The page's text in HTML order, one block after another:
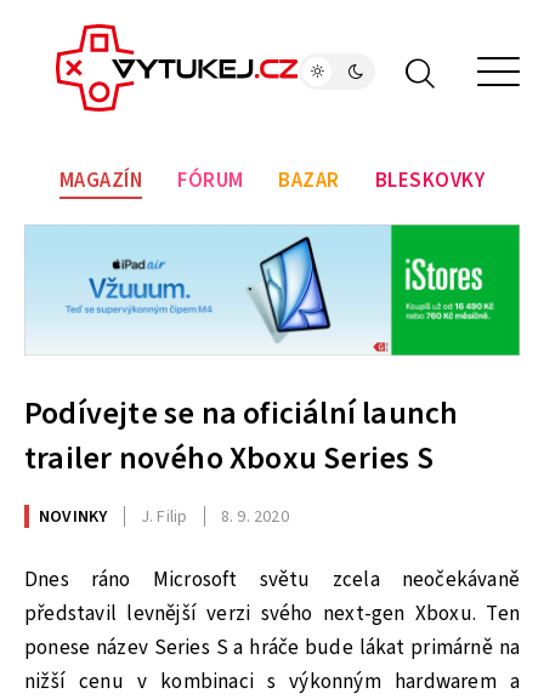
MAGAZÍN FÓRUM BAZAR BLESKOVKY
Podívejte se na oficiální launch
trailer nového Xboxu Series S
NOVINKY J. Filip 8. 9. 2020
Dnes ráno Microsoft světu zcela neočekávaně
představil levnější verzi svého next-gen Xboxu. Ten
ponese název Series S a hráče bude lákat primárně na
nižší cenu v kombinaci s výkonným hardwarem a